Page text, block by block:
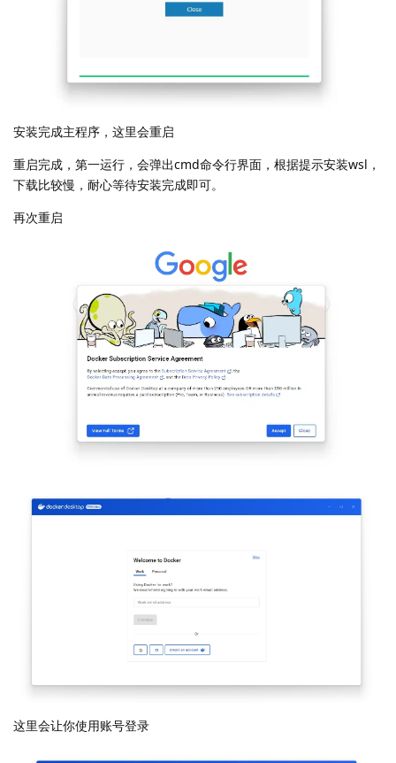
安装完成主程序，这里会重启
重启完成，第一运行，会弹出cmd命令行界面，根据提示安装wsl，
下载比较慢，耐心等待安装完成即可。
再次重启
这里会让你使用账号登录